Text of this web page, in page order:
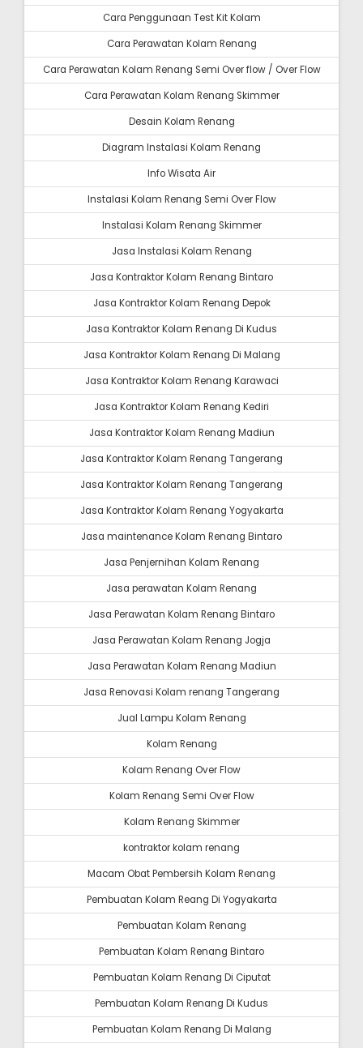
Cara Penggunaan Test Kit Kolam
Cara Perawatan Kolam Renang
Cara Perawatan Kolam Renang Semi Over flow / Over Flow
Cara Perawatan Kolam Renang Skimmer
Desain Kolam Renang
Diagram Instalasi Kolam Renang
Info Wisata Air
Instalasi Kolam Renang Semi Over Flow
Instalasi Kolam Renang Skimmer
Jasa Instalasi Kolam Renang
Jasa Kontraktor Kolam Renang Bintaro
Jasa Kontraktor Kolam Renang Depok
Jasa Kontraktor Kolam Renang Di Kudus
Jasa Kontraktor Kolam Renang Di Malang
Jasa Kontraktor Kolam Renang Karawaci
Jasa Kontraktor Kolam Renang Kediri
Jasa Kontraktor Kolam Renang Madiun
Jasa Kontraktor Kolam Renang Tangerang
Jasa Kontraktor Kolam Renang Tangerang
Jasa Kontraktor Kolam Renang Yogyakarta
Jasa maintenance Kolam Renang Bintaro
Jasa Penjernihan Kolam Renang
Jasa perawatan Kolam Renang
Jasa Perawatan Kolam Renang Bintaro
Jasa Perawatan Kolam Renang Jogja
Jasa Perawatan Kolam Renang Madiun
Jasa Renovasi Kolam renang Tangerang
Jual Lampu Kolam Renang
Kolam Renang
Kolam Renang Over Flow
Kolam Renang Semi Over Flow
Kolam Renang Skimmer
kontraktor kolam renang
Macam Obat Pembersih Kolam Renang
Pembuatan Kolam Reang Di Yogyakarta
Pembuatan Kolam Renang
Pembuatan Kolam Renang Bintaro
Pembuatan Kolam Renang Di Ciputat
Pembuatan Kolam Renang Di Kudus
Pembuatan Kolam Renang Di Malang